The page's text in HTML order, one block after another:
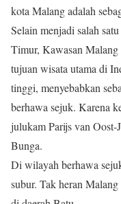
kota Malang adalah
Selain menjadi salah
Timur, Kawasan Malang
tujuan wisata utama di
tinggi, menyebabkan
berhawa sejuk. Karena
julukam Parijs van
Bunga.
Di wilayah berhawa
subur. Tak heran